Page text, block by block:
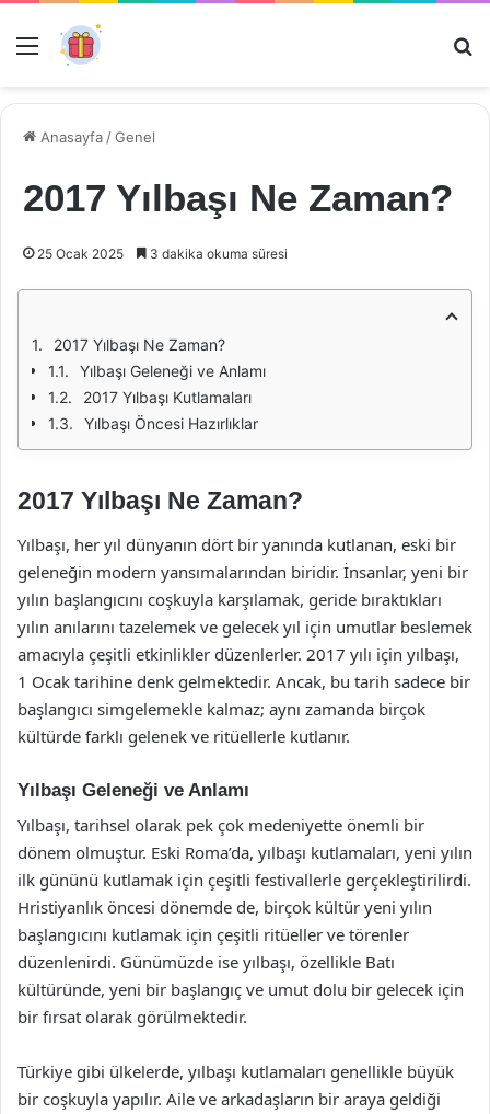
Menü
Anasayfa /Genel
2017 Yılbaşı Ne Zaman?
25 Ocak 2025 3 dakika okuma süresi
2017 Yılbaşı Ne Zaman?
Yılbaşı Geleneği ve Anlamı
2017 Yılbaşı Kutlamaları
Yılbaşı Öncesi Hazırlıklar
2017 Yılbaşı Ne Zaman?
Yılbaşı, her yıl dünyanın dört bir yanında kutlanan, eski bir
geleneğin modern yansımalarından biridir. İnsanlar, yeni bir
yılın başlangıcını coşkuyla karşılamak, geride bıraktıkları
yılın anılarını tazelemek ve gelecek yıl için umutlar beslemek
amacıyla çeşitli etkinlikler düzenlerler. 2017 yılı için yılbaşı,
1 Ocak tarihine denk gelmektedir. Ancak, bu tarih sadece bir
başlangıcı simgelemekle kalmaz; aynı zamanda birçok
kültürde farklı gelenek ve ritüellerle kutlanır.
Yılbaşı Geleneği ve Anlamı
Yılbaşı, tarihsel olarak pek çok medeniyette önemli bir
dönem olmuştur. Eski Roma’da, yılbaşı kutlamaları, yeni yılın
ilk gününü kutlamak için çeşitli festivallerle gerçekleştirilirdi.
Hristiyanlık öncesi dönemde de, birçok kültür yeni yılın
başlangıcını kutlamak için çeşitli ritüeller ve törenler
düzenlenirdi. Günümüzde ise yılbaşı, özellikle Batı
kültüründe, yeni bir başlangıç ve umut dolu bir gelecek için
bir fırsat olarak görülmektedir.
Türkiye gibi ülkelerde, yılbaşı kutlamaları genellikle büyük
bir coşkuyla yapılır. Aile ve arkadaşların bir araya geldiği